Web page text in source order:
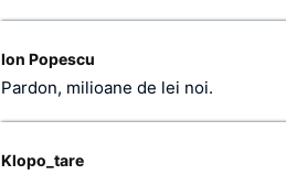
Ion Popescu
Pardon, milioane de lei noi.
Klopo_tare